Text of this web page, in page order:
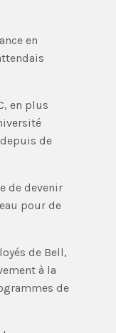
en
en plus
de
de devenir
pour de
de Bell,
à la
de